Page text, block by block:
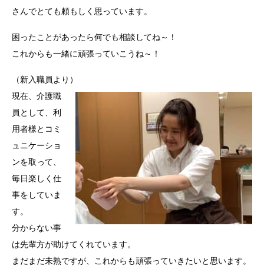
さんでとても頼もしく思っています。
困ったことがあったら何でも相談してね～！
これからも一緒に頑張っていこうね～！
（新入職員より）
現在、介護職
員として、利
用者様とコミ
ュニケーショ
ンを取って、
毎日楽しく仕
事をしていま
す。
分からない事
は先輩方が助けてくれています。
まだまだ未熟ですが、これからも頑張っていきたいと思います。